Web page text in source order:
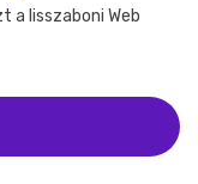
lisszaboni Web